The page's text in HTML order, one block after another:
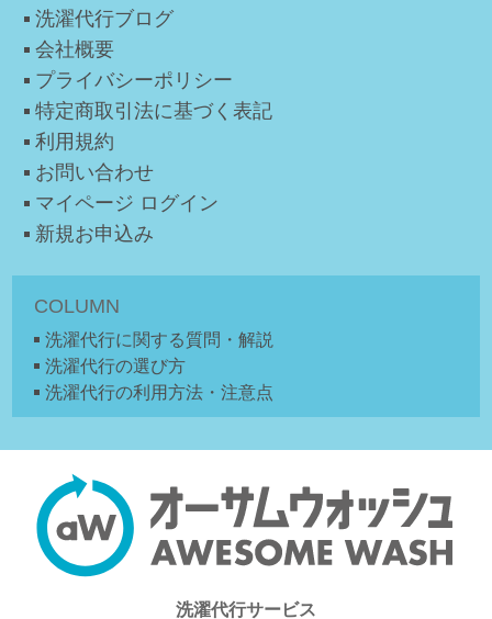
洗濯代行ブログ
会社概要
プライバシーポリシー
特定商取引法に基づく表記
利用規約
お問い合わせ
マイページ ログイン
新規お申込み
COLUMN
洗濯代行に関する質問・解説
洗濯代行の選び方
洗濯代行の利用方法・注意点
洗濯代行サービス